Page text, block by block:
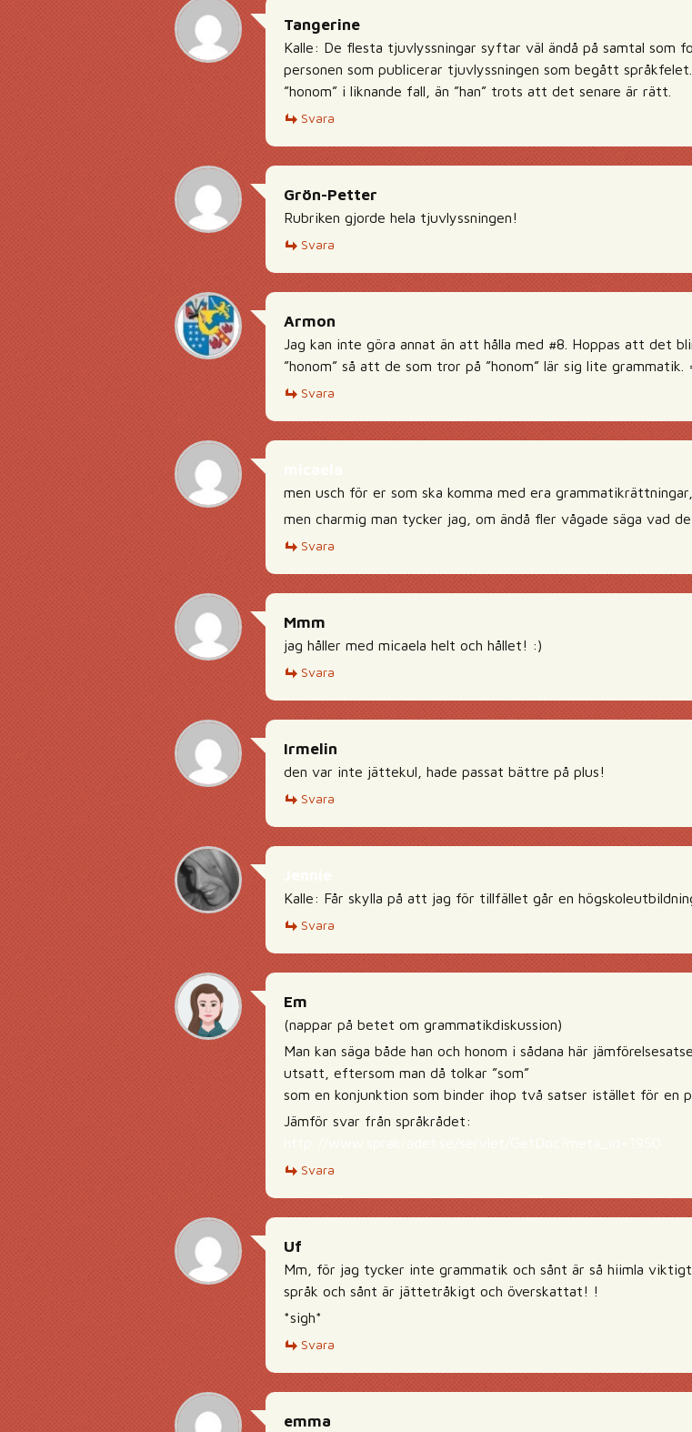
Tangerine
Kalle: De flesta tjuvlyssningar syftar väl ändå på samtal som
personen som publicerar tjuvlyssningen som begått
”honom” i liknande fall, än ”han” trots att det senare är rätt.
Svara
Grön-Petter
Rubriken gjorde hela tjuvlyssningen!
Svara
Armon
Jag kan inte göra annat än att hålla med #8. Hoppas att det
”honom” så att de som tror på ”honom” lär sig lite grammatik.
Svara
men usch för er som ska komma med era
men charmig man tycker jag, om ändå fler vågade säga vad de
Svara
Mmm
jag håller med micaela helt och hållet! :)
Svara
Irmelin
den var inte jättekul, hade passat bättre på plus!
Svara
Kalle: Får skylla på att jag för tillfället går en
Svara
Em
(nappar på betet om grammatikdiskussion)
Man kan säga både han och honom i sådana här
utsatt, eftersom man då tolkar ”som”
som en konjunktion som binder ihop två satser istället för en
Jämför svar från språkrådet:
Svara
Uf
Mm, för jag tycker inte grammatik och sånt är så hiimla
språk och sånt är jättetråkigt och överskattat! !
*sigh*
Svara
emma